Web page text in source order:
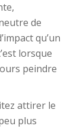
de
qu’un
lorsque
peindre
attirer le
plus